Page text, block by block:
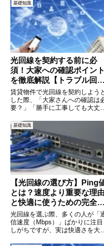
似ているように見えますが、契
条件をよく理解せずに申し込む
と、想定外の費用や不便さに悩ま
され
基礎知識
光回線を契約する前に必
須！大家への確認ポイント
を徹底解説【トラブル回避
ガイド】
賃貸物件で光回線を契約しよう
した際、「大家さんへの確認は
要？」「勝手に工事しても大丈
ん。実際、大家への確認を怠った
ことで、工事ができなかった・原
状回復を求められた・契約トラブ
ルに発展したというケースも多
あ
基礎知識
【光回線の選び方】Ping
とは？速度より重要な理由
と快適に使うための完全ガ
イド
光回線を選ぶ際、多くの人が「
信速度（Mbps）」ばかりに注目
しがちですが、実は快適さを大